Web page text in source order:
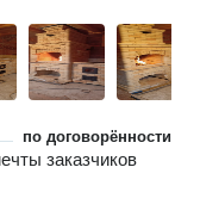
по договорённости
заказчиков